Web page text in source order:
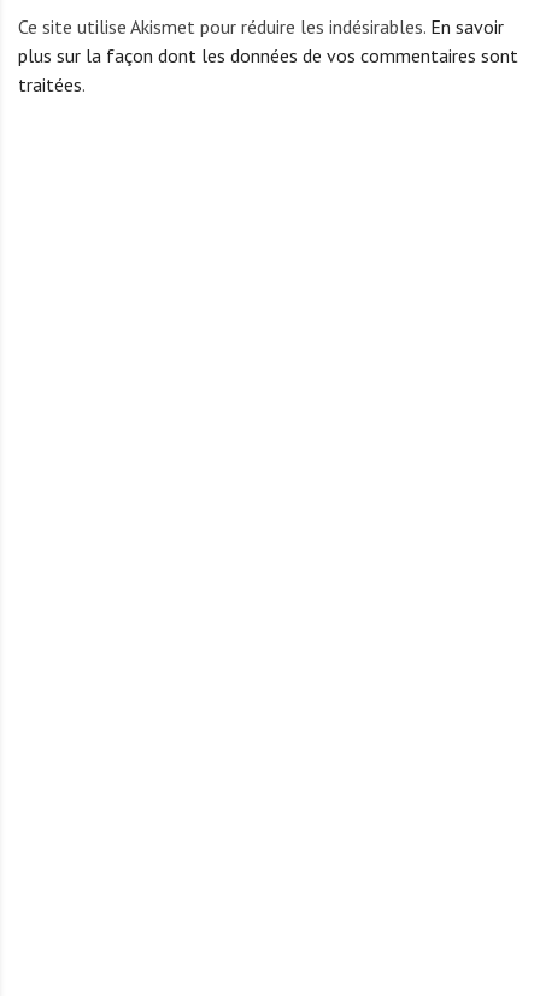
Ce site utilise Akismet pour réduire les indésirables. En savoir
plus sur la façon dont les données de vos commentaires sont
traitées.